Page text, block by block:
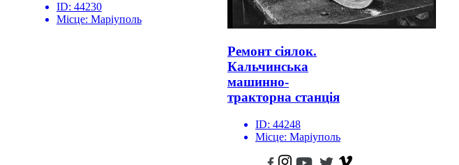
ID: 44230
Місце: Маріуполь
Ремонт сіялок.
Кальчинська
машинно-
тракторна станція
ID: 44248
Місце: Маріуполь